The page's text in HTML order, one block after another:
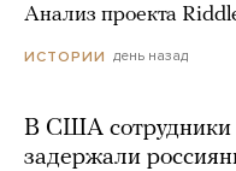
Анализ проекта
ИСТОРИИ день назад
В США сотрудники
задержали